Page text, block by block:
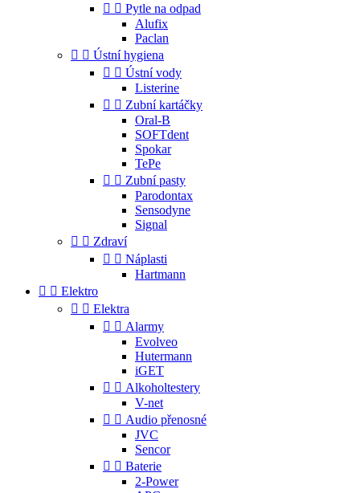
  Pytle na odpad
Alufix
Paclan
  Ústní hygiena
  Ústní vody
Listerine
  Zubní kartáčky
Oral-B
SOFTdent
Spokar
TePe
  Zubní pasty
Parodontax
Sensodyne
Signal
  Zdraví
  Náplasti
Hartmann
  Elektro
  Elektra
  Alarmy
Evolveo
Hutermann
iGET
  Alkoholtestery
V-net
  Audio přenosné
JVC
Sencor
  Baterie
2-Power